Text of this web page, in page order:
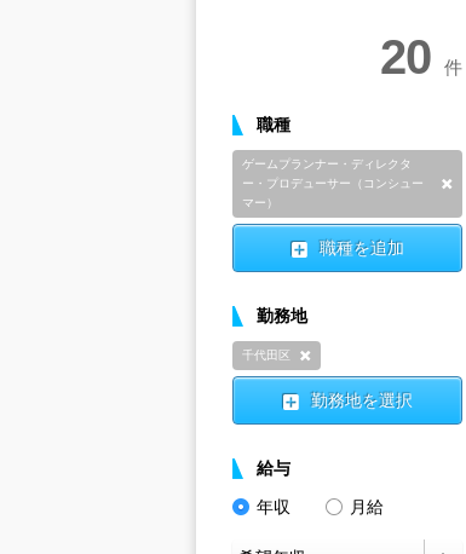
20 件
職種
ゲームプランナー・ディレクタ
ー・プロデューサー（コンシュー
マー）
職種を追加
勤務地
千代田区
勤務地を選択
給与
年収
月給